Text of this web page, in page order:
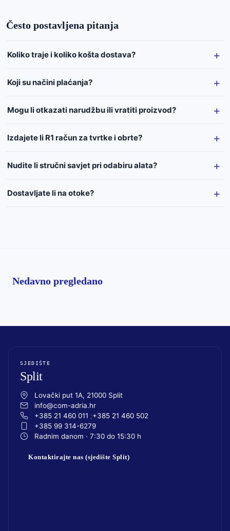
Često postavljena pitanja
Koliko traje i koliko košta dostava?
Koji su načini plaćanja?
Mogu li otkazati narudžbu ili vratiti proizvod?
Izdajete li R1 račun za tvrtke i obrte?
Nudite li stručni savjet pri odabiru alata?
Dostavljate li na otoke?
Nedavno pregledano
SJEDIŠTE
Split
Lovački put 1A, 21000 Split
info@com-adria.hr
+385 21 460 011
+385 21 460 502
+385 99 314-6279
Radnim danom · 7:30 do 15:30 h
Kontaktirajte nas (sjedište Split)